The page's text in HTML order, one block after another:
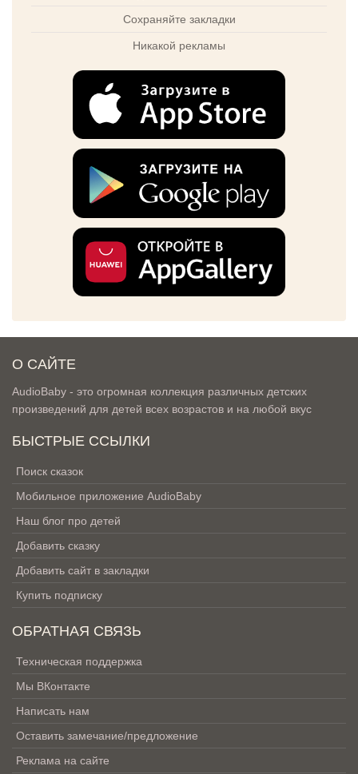
Сохраняйте закладки
Никакой рекламы
О САЙТЕ
AudioBaby - это огромная коллекция различных детских
произведений для детей всех возрастов и на любой вкус
БЫСТРЫЕ ССЫЛКИ
Поиск сказок
Мобильное приложение AudioBaby
Наш блог про детей
Добавить сказку
Добавить сайт в закладки
Купить подписку
ОБРАТНАЯ СВЯЗЬ
Техническая поддержка
Мы ВКонтакте
Написать нам
Оставить замечание/предложение
Реклама на сайте